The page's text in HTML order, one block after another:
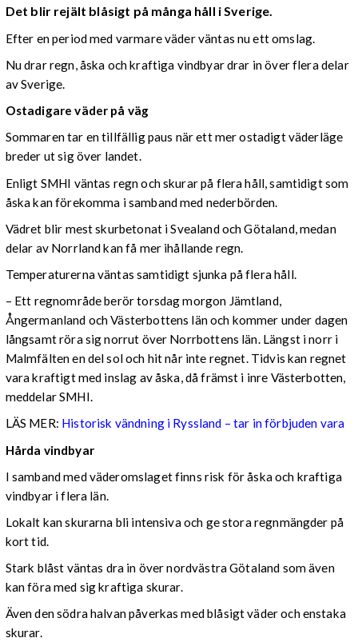
Det blir rejält blåsigt på många håll i Sverige.
Efter en period med varmare väder väntas nu ett omslag.
Nu drar regn, åska och kraftiga vindbyar drar in över flera delar
av Sverige.
Ostadigare väder på väg
Sommaren tar en tillfällig paus när ett mer ostadigt väderläge
breder ut sig över landet.
Enligt SMHI väntas regn och skurar på flera håll, samtidigt som
åska kan förekomma i samband med nederbörden.
Vädret blir mest skurbetonat i Svealand och Götaland, medan
delar av Norrland kan få mer ihållande regn.
Temperaturerna väntas samtidigt sjunka på flera håll.
– Ett regnområde berör torsdag morgon Jämtland,
Ångermanland och Västerbottens län och kommer under dagen
långsamt röra sig norrut över Norrbottens län. Längst i norr i
Malmfälten en del sol och hit når inte regnet. Tidvis kan regnet
vara kraftigt med inslag av åska, då främst i inre Västerbotten,
meddelar SMHI.
LÄS MER: Historisk vändning i Ryssland – tar in förbjuden vara
Hårda vindbyar
I samband med väderomslaget finns risk för åska och kraftiga
vindbyar i flera län.
Lokalt kan skurarna bli intensiva och ge stora regnmängder på
kort tid.
Stark blåst väntas dra in över nordvästra Götaland som även
kan föra med sig kraftiga skurar.
Även den södra halvan påverkas med blåsigt väder och enstaka
skurar.